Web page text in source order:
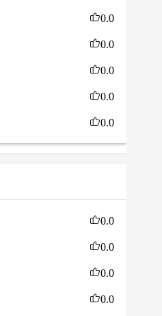
0.0
0.0
0.0
0.0
0.0
0.0
0.0
0.0
0.0